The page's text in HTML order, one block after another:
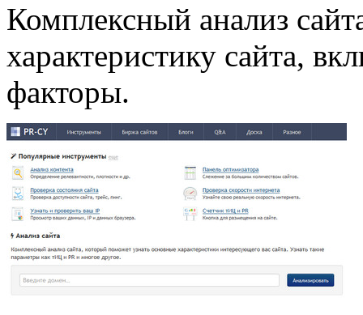
Комплексный анализ
характеристику сайта,
факторы.